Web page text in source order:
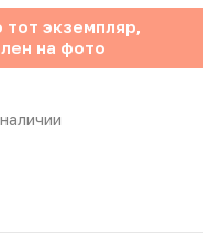
экземпляр,
на фото